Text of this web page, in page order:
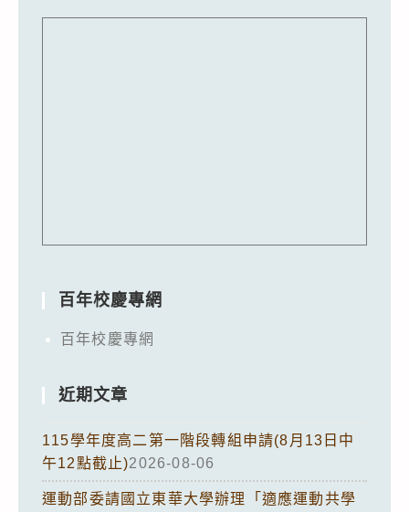
百年校慶專網
百年校慶專網
近期文章
115學年度高二第一階段轉組申請(8月13日中
午12點截止)2026-08-06
運動部委請國立東華大學辦理「適應運動共學